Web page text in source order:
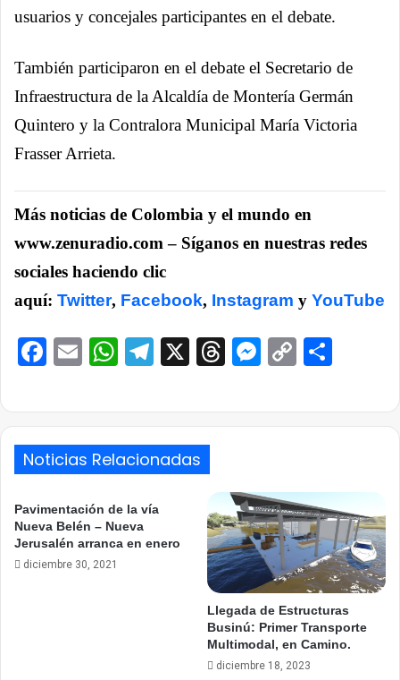
usuarios y concejales participantes en el debate.
También participaron en el debate el Secretario de
Infraestructura de la Alcaldía de Montería Germán
Quintero y la Contralora Municipal María Victoria
Frasser Arrieta.
Más noticias de Colombia y el mundo en
www.zenuradio.com – Síganos en nuestras redes
sociales haciendo clic
aquí: Twitter, Facebook, Instagram y YouTube
Facebook
EmailWhatsApp
Telegram
X ThreadsCopy
Noticias Relacionadas
Pavimentación de la vía
Nueva Belén – Nueva
Jerusalén arranca en enero
diciembre 30, 2021
Llegada de Estructuras
Businú: Primer Transporte
Multimodal, en Camino.
diciembre 18, 2023